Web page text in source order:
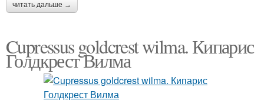
читать дальше →
Cupressus goldcrest wilma. Кипарис
Голдкрест Вилма